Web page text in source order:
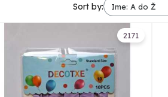
Sort by:
2171